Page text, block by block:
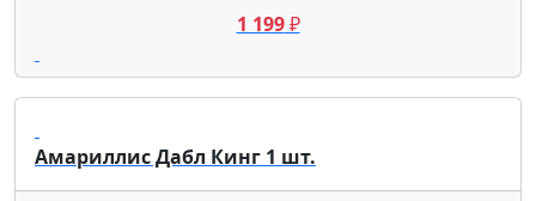
1 199₽
Амариллис Дабл Кинг 1 шт.